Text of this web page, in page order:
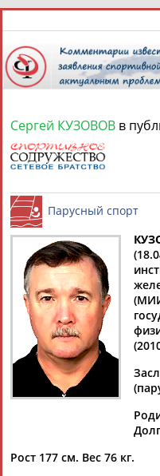
9
СПОРТСМЕНЫ,
Найдено: 13181
Аслаудин
АБАЕВ
Елена
АБАИМОВА
Тамилла
Сергей КУЗОВОВ в
Парусный
Рост 177 см. Вес 76 кг.